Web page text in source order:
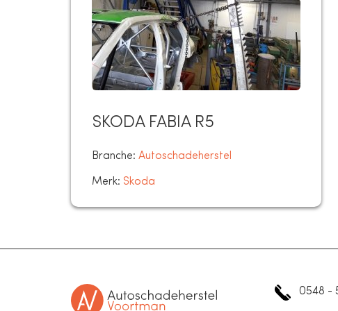
SKODA FABIA R5
Branche: Autoschadeherstel
Merk: Skoda
0548 -